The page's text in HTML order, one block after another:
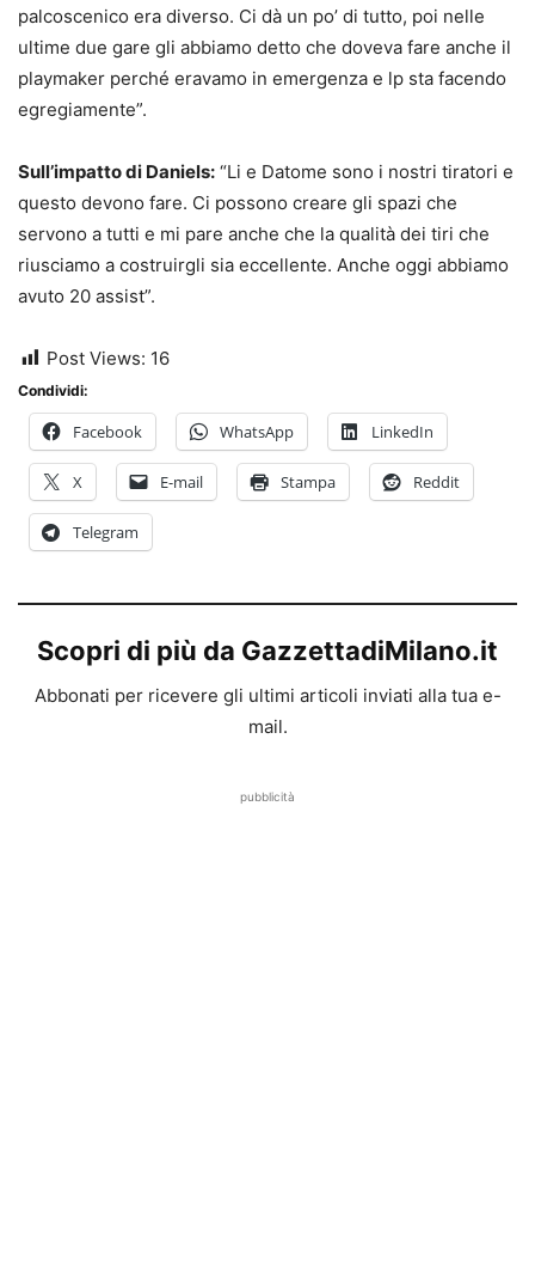
palcoscenico era diverso. Ci dà un po’ di tutto, poi nelle
ultime due gare gli abbiamo detto che doveva fare anche il
playmaker perché eravamo in emergenza e lp sta facendo
egregiamente”.
Sull’impatto di Daniels: “Li e Datome sono i nostri tiratori e
questo devono fare. Ci possono creare gli spazi che
servono a tutti e mi pare anche che la qualità dei tiri che
riusciamo a costruirgli sia eccellente. Anche oggi abbiamo
avuto 20 assist”.
Post Views: 16
Condividi:
Facebook WhatsApp LinkedIn
X E-mail Stampa Reddit
Telegram
Scopri di più da GazzettadiMilano.it
Abbonati per ricevere gli ultimi articoli inviati alla tua e-
mail.
pubblicità